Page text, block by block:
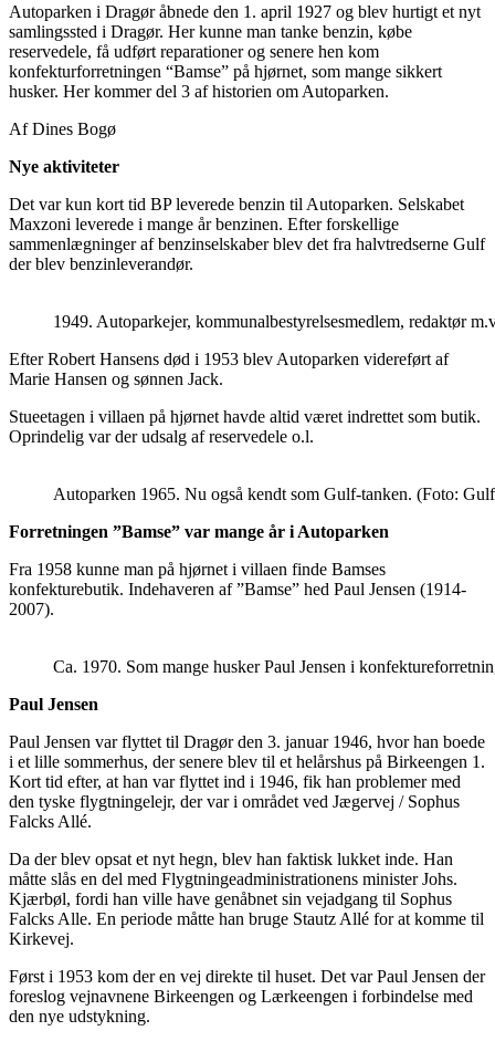
Autoparken i Dragør åbnede den 1. april 1927 og blev hurtigt et nyt
samlingssted i Dragør. Her kunne man tanke benzin, købe
reservedele, få udført reparationer og senere hen kom
konfekturforretningen “Bamse” på hjørnet, som mange sikkert
husker. Her kommer del 3 af historien om Autoparken.
Af Dines Bogø
Nye aktiviteter
Det var kun kort tid BP leverede benzin til Autoparken. Selskabet
Maxzoni leverede i mange år benzinen. Efter forskellige
sammenlægninger af benzinselskaber blev det fra halvtredserne Gulf
der blev benzinleverandør.
1949. Autoparkejer, kommunalbestyrelsesmedlem, redaktør
Efter Robert Hansens død i 1953 blev Autoparken videreført af
Marie Hansen og sønnen Jack.
Stueetagen i villaen på hjørnet havde altid været indrettet som butik.
Oprindelig var der udsalg af reservedele o.l.
Autoparken 1965. Nu også kendt som Gulf-tanken. (Foto:
Forretningen ”Bamse” var mange år i Autoparken
Fra 1958 kunne man på hjørnet i villaen finde Bamses
konfekturebutik. Indehaveren af ”Bamse” hed Paul Jensen (1914-
2007).
Ca. 1970. Som mange husker Paul Jensen i
Paul Jensen
Paul Jensen var flyttet til Dragør den 3. januar 1946, hvor han boede
i et lille sommerhus, der senere blev til et helårshus på Birkeengen 1.
Kort tid efter, at han var flyttet ind i 1946, fik han problemer med
den tyske flygtningelejr, der var i området ved Jægervej / Sophus
Falcks Allé.
Da der blev opsat et nyt hegn, blev han faktisk lukket inde. Han
måtte slås en del med Flygtningeadministrationens minister Johs.
Kjærbøl, fordi han ville have genåbnet sin vejadgang til Sophus
Falcks Alle. En periode måtte han bruge Stautz Allé for at komme til
Kirkevej.
Først i 1953 kom der en vej direkte til huset. Det var Paul Jensen der
foreslog vejnavnene Birkeengen og Lærkeengen i forbindelse med
den nye udstykning.